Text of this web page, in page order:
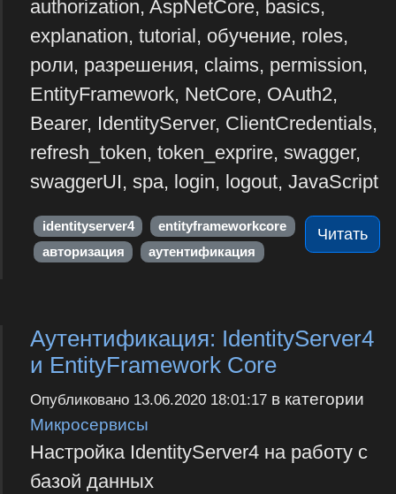
authorization, AspNetCore, basics,
explanation, tutorial, обучение, roles,
роли, разрешения, claims, permission,
EntityFramework, NetCore, OAuth2,
Bearer, IdentityServer, ClientCredentials,
refresh_token, token_exprire, swagger,
swaggerUI, spa, login, logout, JavaScript
Читать
identityserver4
entityframeworkcore
авторизация
аутентификация
Аутентификация: IdentityServer4
и EntityFramework Core
Опубликовано 13.06.2020 18:01:17в категории
Микросервисы
Настройка IdentityServer4 на работу с
базой данных